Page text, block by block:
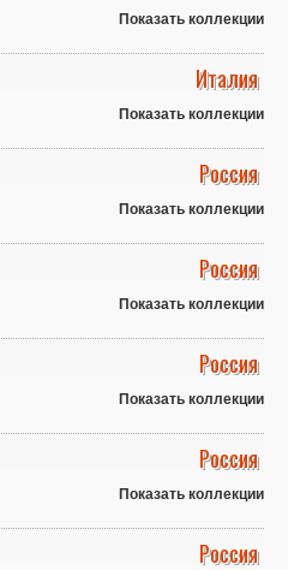
Показать коллекции
Италия
Показать коллекции
Россия
Показать коллекции
Россия
Показать коллекции
Россия
Показать коллекции
Россия
Показать коллекции
Россия